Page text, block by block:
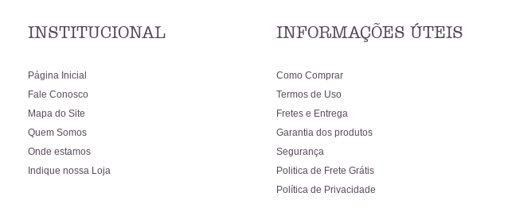
INSTITUCIONAL
Página Inicial
Fale Conosco
Mapa do Site
Quem Somos
Onde estamos
Indique nossa Loja
INFORMAÇÕES ÚTEIS
Como Comprar
Termos de Uso
Fretes e Entrega
Garantia dos produtos
Segurança
Politica de Frete Grátis
Política de Privacidade